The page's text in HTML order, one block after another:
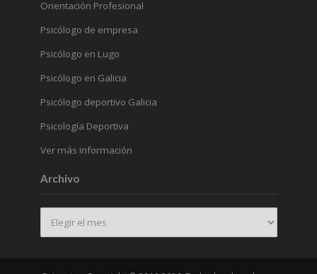
Orientación Profesional
Psicólogo de empresa
Psicólogo en Lugo
Psicólogo en Galicia
Psicólogo deportivo Galicia
Psicología Deportiva
Ver más información
Archivo
Archivo